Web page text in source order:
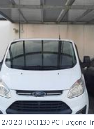
2.0 TDCi 130 PC Furgone Tr